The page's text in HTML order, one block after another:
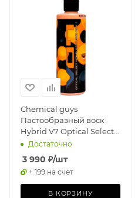
Chemical guys
Пастообразный воск
Hybrid V7 Optical Select
High Gloss 473 мл
Достаточно
3 990 ₽/шт
+ 199 на счет
В КОРЗИНУ